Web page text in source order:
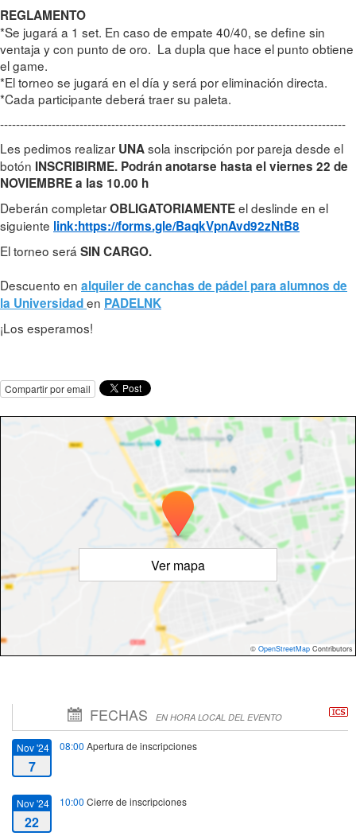
REGLAMENTO
*Se jugará a 1 set. En caso de empate 40/40, se define sin
ventaja y con punto de oro. La dupla que hace el punto obtiene
el game.
*El torneo se jugará en el día y será por eliminación directa.
*Cada participante deberá traer su paleta.
---------------------------------------------------------------------------------------
Les pedimos realizar UNAsola inscripción por pareja desde el
botón INSCRIBIRME. Podrán anotarse hasta el viernes 22 de
NOVIEMBRE a las 10.00 h
Deberán completarOBLIGATORIAMENTEel deslinde en el
siguiente link:https://forms.gle/BaqkVpnAvd92zNtB8
El torneo será SIN CARGO.
Descuento en alquiler de canchas de pádel para alumnos de
la Universidaden PADELNK
¡Los esperamos!
Compartir por email
Ver mapa
© OpenStreetMap Contributors
FECHAS EN HORA LOCAL DEL EVENTO
Nov '24
7
08:00 Apertura de inscripciones
Nov '24
22
10:00 Cierre de inscripciones